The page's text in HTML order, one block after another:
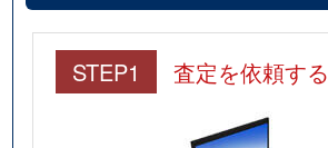
STEP1 査定を依頼する